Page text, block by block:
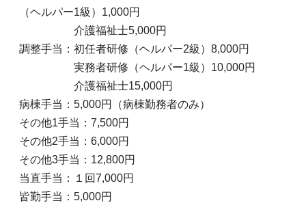
（ヘルパー1級）1,000円
介護福祉士5,000円
調整手当：初任者研修（ヘルパー2級）8,000円
実務者研修（ヘルパー1級）10,000円
介護福祉士15,000円
病棟手当：5,000円（病棟勤務者のみ）
その他1手当：7,500円
その他2手当：6,000円
その他3手当：12,800円
当直手当：１回7,000円
皆勤手当：5,000円